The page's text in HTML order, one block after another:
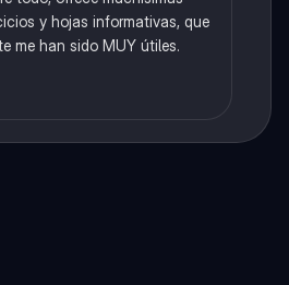
y hojas informativas, que
me han sido MUY útiles.